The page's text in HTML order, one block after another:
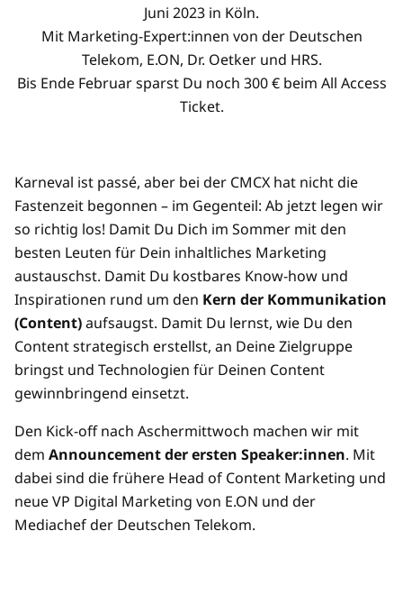
Juni 2023 in Köln.
Mit Marketing-Expert:innen von der Deutschen
Telekom, E.ON, Dr. Oetker und HRS.
Bis Ende Februar sparst Du noch 300 € beim All Access
Ticket.
Karneval ist passé, aber bei der CMCX hat nicht die
Fastenzeit begonnen – im Gegenteil: Ab jetzt legen wir
so richtig los! Damit Du Dich im Sommer mit den
besten Leuten für Dein inhaltliches Marketing
austauschst. Damit Du kostbares Know-how und
Inspirationen rund um den Kern der Kommunikation
(Content)aufsaugst. Damit Du lernst, wie Du den
Content strategisch erstellst, an Deine Zielgruppe
bringst und Technologien für Deinen Content
gewinnbringend einsetzt.
Den Kick-off nach Aschermittwoch machen wir mit
dem Announcement der ersten Speaker:innen. Mit
dabei sind die frühere Head of Content Marketing und
neue VP Digital Marketing von E.ON und der
Mediachef der Deutschen Telekom.